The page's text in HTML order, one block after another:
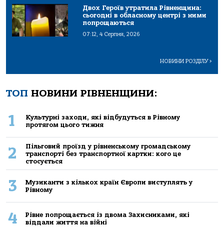
Двох Героїв утратила Рівненщина:
сьогодні в обласному центрі з ними
попрощаються
07:12, 4 Серпня, 2026
НОВИНИ РОЗДІЛУ>
ТОП НОВИНИ РІВНЕНЩИНИ:
1
Культурні заходи, які відбудуться в Рівному
протягом цього тижня
2
Пільговий проїзд у рівненському громадському
транспорті без транспортної картки: кого це
стосується
3
Музиканти з кількох країн Європи виступлять у
Рівному
4
Рівне попрощається із двома Захисниками, які
віддали життя на війні